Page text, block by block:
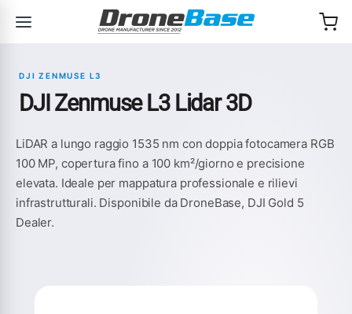
DJI ZENMUSE L3
DJI Zenmuse L3 Lidar 3D
LiDAR a lungo raggio 1535 nm con doppia fotocamera RGB
100 MP, copertura fino a 100 km²/giorno e precisione
elevata. Ideale per mappatura professionale e rilievi
infrastrutturali. Disponibile da DroneBase, DJI Gold 5
Dealer.